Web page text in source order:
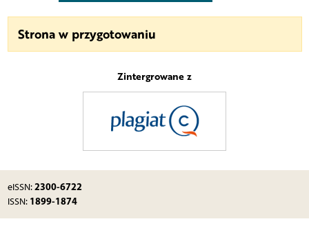
Strona w przygotowaniu
Zintergrowane z
eISSN:2300-6722
ISSN: 1899-1874